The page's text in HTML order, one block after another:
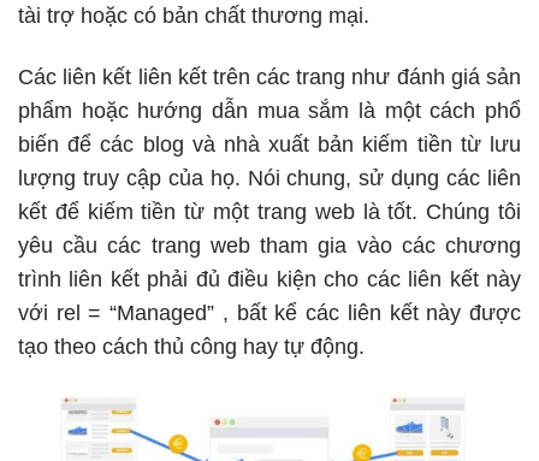
tài trợ hoặc có bản chất thương mại.
Các liên kết liên kết trên các trang như đánh giá sản
phẩm hoặc hướng dẫn mua sắm là một cách phổ
biến để các blog và nhà xuất bản kiếm tiền từ lưu
lượng truy cập của họ. Nói chung, sử dụng các liên
kết để kiếm tiền từ một trang web là tốt. Chúng tôi
yêu cầu các trang web tham gia vào các chương
trình liên kết phải đủ điều kiện cho các liên kết này
với rel = “Managed” , bất kể các liên kết này được
tạo theo cách thủ công hay tự động.